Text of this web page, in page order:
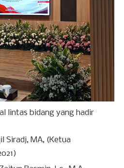
lintas bidang yang hadir
Siradj, MA, (Ketua